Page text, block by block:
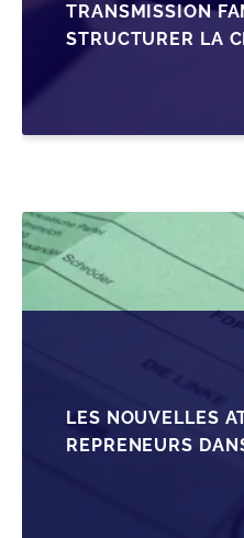
TRANSMISSION
STRUCTURER LA
SRL
LES NOUVELLES
REPRENEURS